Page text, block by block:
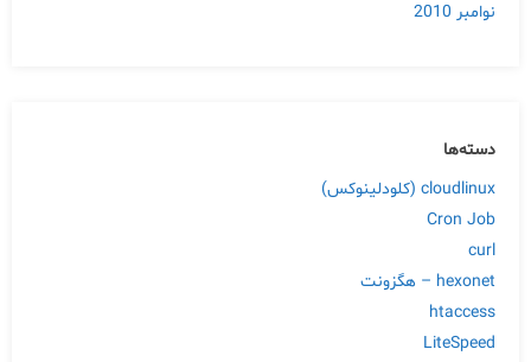
نوامبر 2010
دسته‌ها
cloudlinux (کلودلینوکس)
Cron Job
curl
hexonet – هگزونت
htaccess
LiteSpeed